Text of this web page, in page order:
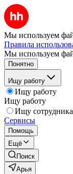
Мы используем
Правила
Мы используем
Понятно
Ищу работу
Ищу работу
Ищу работу
Ищу сотрудника
Сервисы
Помощь
Ещё
Поиск
Арья